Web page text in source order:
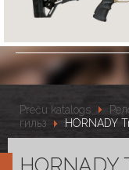
Preču katalogs
гильз
HORNADY
HORNADY